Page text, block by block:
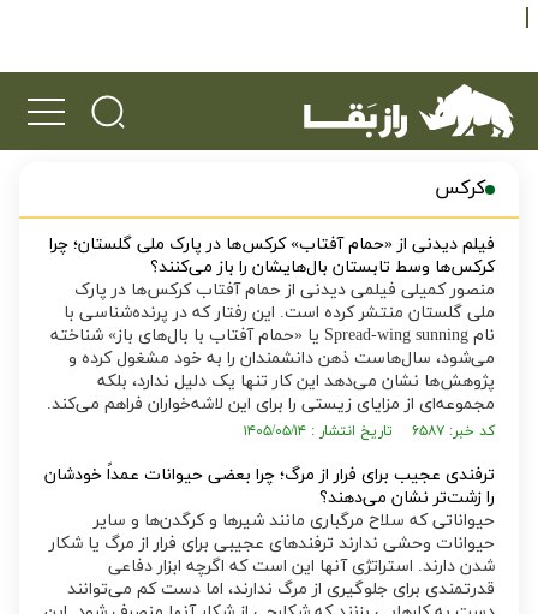
کرکس
فیلم دیدنی از «حمام آفتاب» کرکس‌ها در پارک ملی گلستان؛ چرا
کرکس‌ها وسط تابستان بال‌هایشان را باز می‌کنند؟
منصور کمیلی فیلمی دیدنی از حمام آفتاب کرکس‌ها در پارک
ملی گلستان منتشر کرده است. این رفتار که در پرنده‌شناسی با
نام Spread-wing sunning یا «حمام آفتاب با بال‌های باز» شناخته
می‌شود، سال‌هاست ذهن دانشمندان را به خود مشغول کرده و
پژوهش‌ها نشان می‌دهد این کار تنها یک دلیل ندارد، بلکه
مجموعه‌ای از مزایای زیستی را برای این لاشه‌خواران فراهم می‌کند.
کد خبر: ۶۵۸۷ تاریخ انتشار : ۱۴۰۵/۰۵/۱۴
ترفندی عجیب برای فرار از مرگ؛ چرا بعضی حیوانات عمداً خودشان
را زشت‌تر نشان می‌دهند؟
حیواناتی که سلاح مرگباری مانند شیر‌ها و کرگدن‌ها و سایر
حیوانات وحشی ندارند ترفند‌های عجیبی برای فرار از مرگ یا شکار
شدن دارند. استراتژی آنها این است که اگرچه ابزار دفاعی
قدرتمندی برای جلوگیری از مرگ ندارند، اما دست کم می‌توانند